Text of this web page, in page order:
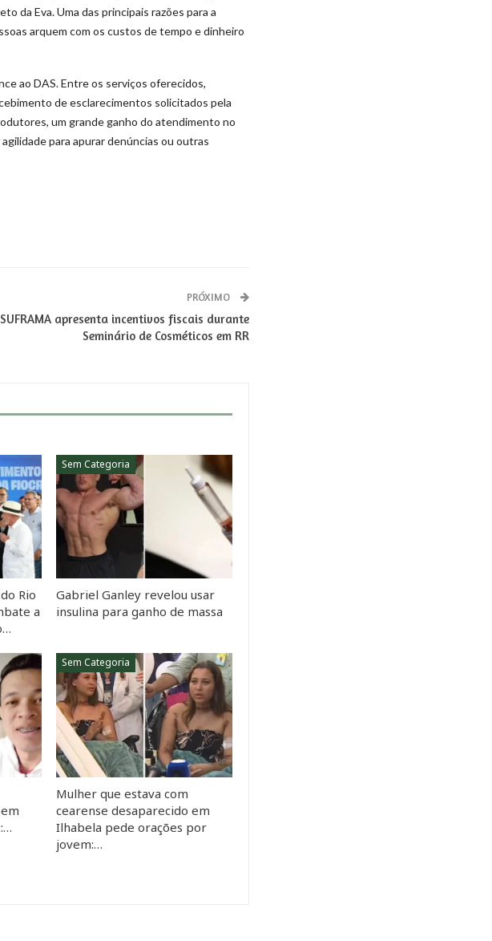
da Eva. Uma das principais razões para a
arquem com os custos de tempo e dinheiro
ao DAS. Entre os serviços oferecidos,
de esclarecimentos solicitados pela
um grande ganho do atendimento no
para apurar denúncias ou outras
PRÓXIMO
SUFRAMA apresenta incentivos fiscais durante
Seminário de Cosméticos em RR
Rio
a
Sem Categoria
Gabriel Ganley revelou usar
insulina para ganho de massa
Sem Categoria
Mulher que estava com
cearense desaparecido em
Ilhabela pede orações por
jovem:…